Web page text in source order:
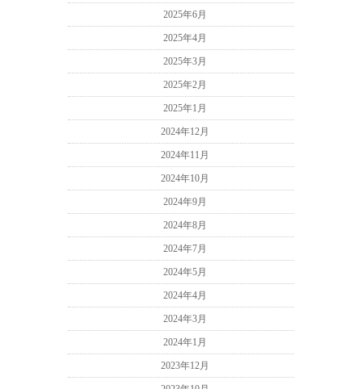
2025年6月
2025年4月
2025年3月
2025年2月
2025年1月
2024年12月
2024年11月
2024年10月
2024年9月
2024年8月
2024年7月
2024年5月
2024年4月
2024年3月
2024年1月
2023年12月